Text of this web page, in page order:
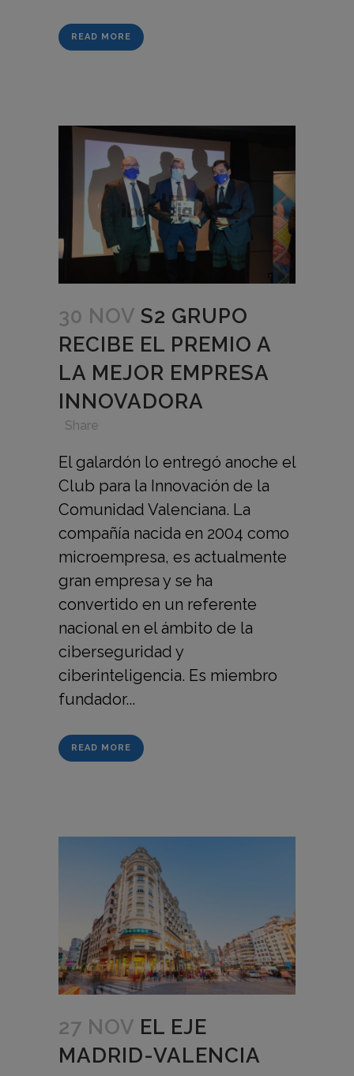
READ MORE
30 NOV S2 GRUPO
RECIBE EL PREMIO A
LA MEJOR EMPRESA
INNOVADORA
Share
El galardón lo entregó anoche el
Club para la Innovación de la
Comunidad Valenciana. La
compañía nacida en 2004 como
microempresa, es actualmente
gran empresa y se ha
convertido en un referente
nacional en el ámbito de la
ciberseguridad y
ciberinteligencia. Es miembro
fundador...
READ MORE
27 NOV EL EJE
MADRID-VALENCIA